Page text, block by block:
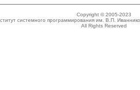
Copyright © 2005-2023
системного программирования им. В.П.
All Rights Reserved